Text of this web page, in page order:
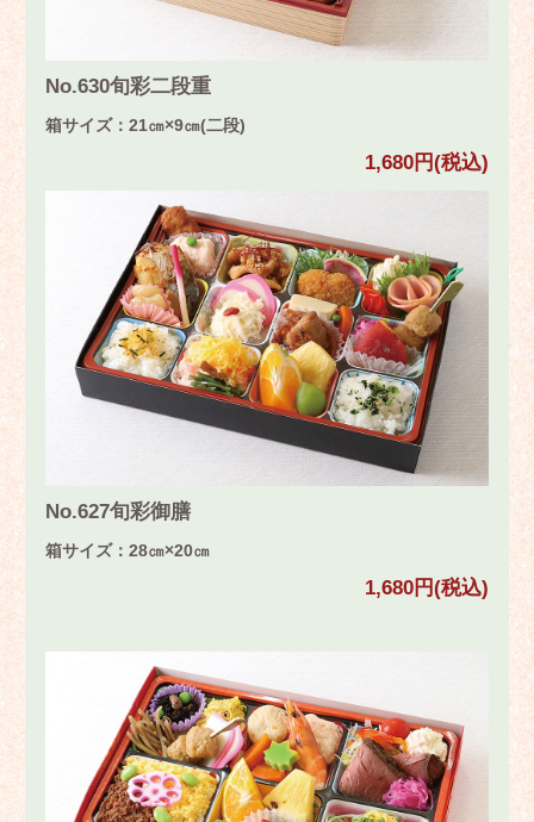
No.630旬彩二段重
箱サイズ：21㎝×9㎝(二段)
1,680円(税込)
No.627旬彩御膳
箱サイズ：28㎝×20㎝
1,680円(税込)